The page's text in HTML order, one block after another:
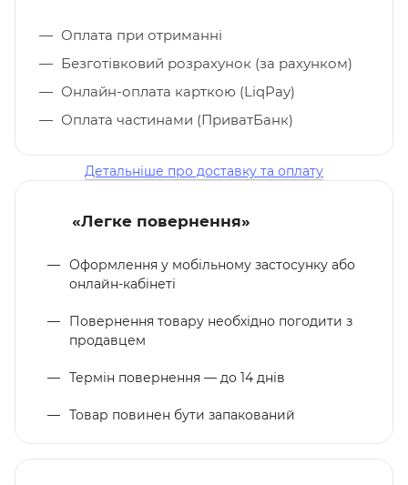
Оплата при отриманні
Безготівковий розрахунок (за рахунком)
Онлайн-оплата карткою (LiqPay)
Оплата частинами (ПриватБанк)
Детальніше про доставку та оплату
«Легке повернення»
Оформлення у мобільному застосунку або
онлайн-кабінеті
Повернення товару необхідно погодити з
продавцем
Термін повернення — до 14 днів
Товар повинен бути запакований